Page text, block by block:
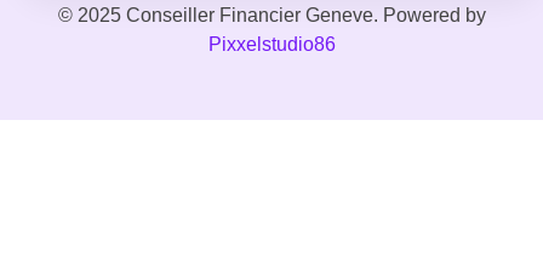
© 2025 Conseiller Financier Geneve. Powered by
Pixxelstudio86